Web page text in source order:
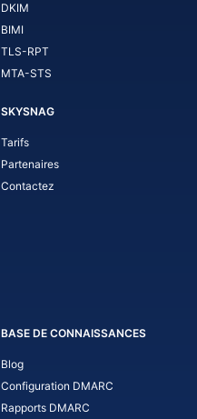
DKIM
BIMI
TLS-RPT
MTA-STS
SKYSNAG
Tarifs
Partenaires
Contactez
BASE DE CONNAISSANCES
Blog
Configuration DMARC
Rapports DMARC